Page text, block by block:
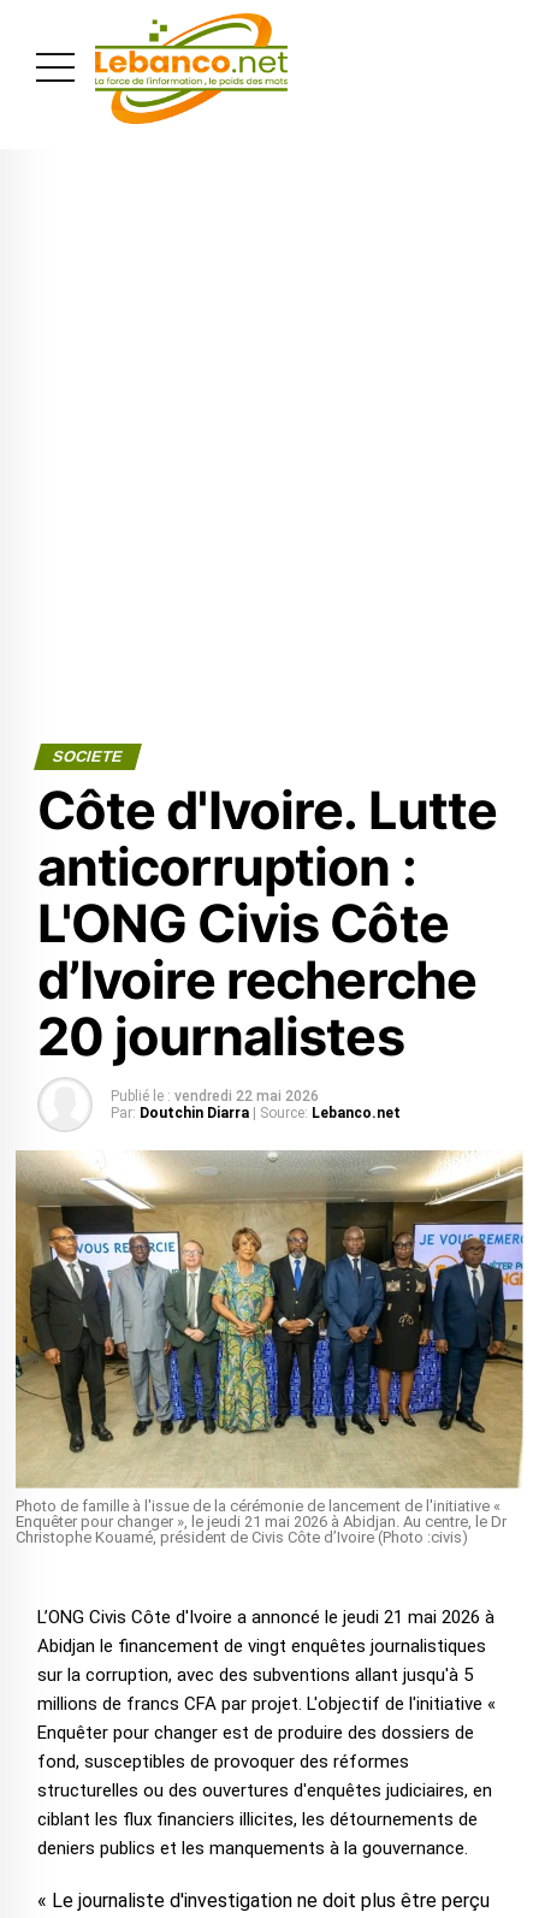
SOCIETE
Côte d'Ivoire. Lutte
anticorruption :
L'ONG Civis Côte
d’Ivoire recherche
20 journalistes
Publié le : vendredi 22 mai 2026
Par: Doutchin Diarra | Source: Lebanco.net
Photo de famille à l'issue de la cérémonie de lancement de l'initiative «
Enquêter pour changer », le jeudi 21 mai 2026 à Abidjan. Au centre, le Dr
Christophe Kouamé, président de Civis Côte d’Ivoire (Photo :civis)
L’ONG Civis Côte d'Ivoire a annoncé le jeudi 21 mai 2026 à
Abidjan le financement de vingt enquêtes journalistiques
sur la corruption, avec des subventions allant jusqu'à 5
millions de francs CFA par projet. L'objectif de l'initiative «
Enquêter pour changer est de produire des dossiers de
fond, susceptibles de provoquer des réformes
structurelles ou des ouvertures d'enquêtes judiciaires, en
ciblant les flux financiers illicites, les détournements de
deniers publics et les manquements à la gouvernance.
« Le journaliste d'investigation ne doit plus être perçu